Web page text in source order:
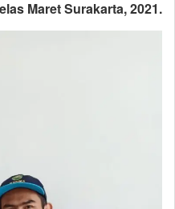
Maret Surakarta, 2021.